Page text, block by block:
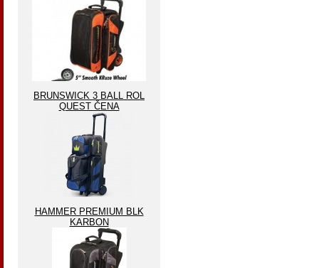
BRUNSWICK 3 BALL ROL
QUEST ČENA
HAMMER PREMIUM BLK
KARBON